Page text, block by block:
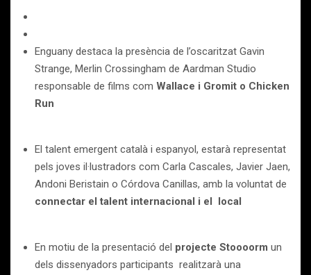
Enguany destaca la presència de l’oscaritzat Gavin
Strange, Merlin Crossingham de Aardman Studio
responsable de films com Wallace i Gromit o Chicken
Run
El talent emergent català i espanyol, estarà representat
pels joves il·lustradors com Carla Cascales, Javier Jaen,
Andoni Beristain o Córdova Canillas, amb la voluntat de
connectar el talent internacional i el local
En motiu de la presentació del projecte Stoooorm un
dels dissenyadors participants realitzarà una